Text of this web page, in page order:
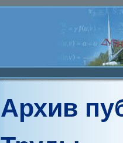
Архив